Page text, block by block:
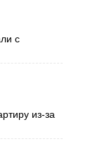
с
из-за